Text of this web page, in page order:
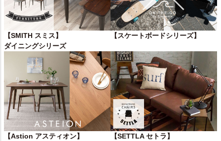
【SMITH スミス】
ダイニングシリーズ
【スケートボードシリーズ】
【Astion アスティオン】 【SETTLA セトラ】